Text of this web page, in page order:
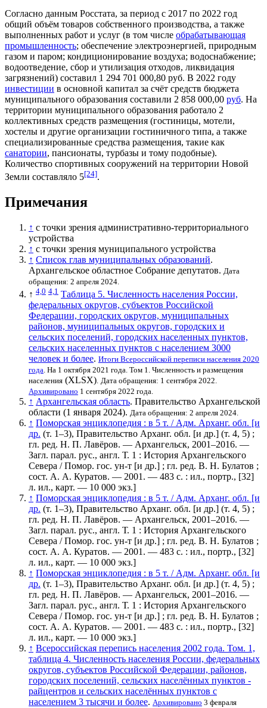
Согласно данным Росстата, за период с 2017 по 2022 год
общий объём товаров собственного производства, а также
выполненных работ и услуг (в том числе обрабатывающая
промышленность; обеспечение электроэнергией, природным
газом и паром; кондиционирование воздуха; водоснабжение;
водоотведение, сбор и утилизация отходов, ликвидация
загрязнений) составил 1 294 701 000,80 руб. В 2022 году
инвестиции в основной капитал за счёт средств бюджета
муниципального образования составили 2 858 000,00 руб. На
территории муниципального образования работало 2
коллективных средств размещения (гостиницы, мотели,
хостелы и другие организации гостиничного типа, а также
специализированные средства размещения, такие как
санатории, пансионаты, турбазы и тому подобные).
Количество спортивных сооружений на территории Новой
Земли составляло 5[24].
Примечания
↑ c точки зрения административно-территориального
устройства
↑ c точки зрения муниципального устройства
↑ Список глав муниципальных образований.
Архангельское областное Собрание депутатов. Дата
обращения: 2 апреля 2024.
↑ 4,0 4,1 Таблица 5. Численность населения России,
федеральных округов, субъектов Российской
Федерации, городских округов, муниципальных
районов, муниципальных округов, городских и
сельских поселений, городских населенных пунктов,
сельских населенных пунктов с населением 3000
человек и более. Итоги Всероссийской переписи населения 2020
года. На 1 октября 2021 года. Том 1. Численность и размещения
населения (XLSX). Дата обращения: 1 сентября 2022.
Архивировано 1 сентября 2022 года.
↑ Архангельская область. Правительство Архангельской
области (1 января 2024). Дата обращения: 2 апреля 2024.
↑ Поморская энциклопедия : в 5 т. / Адм. Арханг. обл. [и
др. (т. 1–3), Правительство Арханг. обл. [и др.] (т. 4, 5) ;
гл. ред. Н. П. Лавёров. — Архангельск, 2001–2016. —
Загл. парал. рус., англ. Т. 1 : История Архангельского
Севера / Помор. гос. ун-т [и др.] ; гл. ред. В. Н. Булатов ;
сост. А. А. Куратов. — 2001. — 483 с. : ил., портр., [32]
л. ил., карт. — 10 000 экз.]
↑ Поморская энциклопедия : в 5 т. / Адм. Арханг. обл. [и
др. (т. 1–3), Правительство Арханг. обл. [и др.] (т. 4, 5) ;
гл. ред. Н. П. Лавёров. — Архангельск, 2001–2016. —
Загл. парал. рус., англ. Т. 1 : История Архангельского
Севера / Помор. гос. ун-т [и др.] ; гл. ред. В. Н. Булатов ;
сост. А. А. Куратов. — 2001. — 483 с. : ил., портр., [32]
л. ил., карт. — 10 000 экз.]
↑ Поморская энциклопедия : в 5 т. / Адм. Арханг. обл. [и
др. (т. 1–3), Правительство Арханг. обл. [и др.] (т. 4, 5) ;
гл. ред. Н. П. Лавёров. — Архангельск, 2001–2016. —
Загл. парал. рус., англ. Т. 1 : История Архангельского
Севера / Помор. гос. ун-т [и др.] ; гл. ред. В. Н. Булатов ;
сост. А. А. Куратов. — 2001. — 483 с. : ил., портр., [32]
л. ил., карт. — 10 000 экз.]
↑ Всероссийская перепись населения 2002 года. Том. 1,
таблица 4. Численность населения России, федеральных
округов, субъектов Российской Федерации, районов,
городских поселений, сельских населённых пунктов -
райцентров и сельских населённых пунктов с
населением 3 тысячи и более. Архивировано 3 февраля